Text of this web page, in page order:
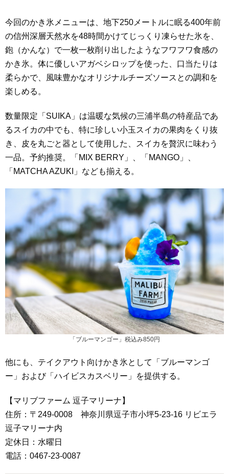
今回のかき氷メニューは、地下250メートルに眠る400年前
の信州深層天然水を48時間かけてじっくり凍らせた氷を、
鉋（かんな）で一枚一枚削り出したようなフワフワ食感の
かき氷。体に優しいアガベシロップを使った、口当たりは
柔らかで、風味豊かなオリジナルチーズソースとの調和を
楽しめる。
数量限定「SUIKA」は温暖な気候の三浦半島の特産品であ
るスイカの中でも、特に珍しい小玉スイカの果肉をくり抜
き、皮を丸ごと器として使用した、スイカを贅沢に味わう
一品。予約推奨。「MIX BERRY」、「MANGO」、
「MATCHA AZUKI」なども揃える。
「ブルーマンゴー」税込み850円
他にも、テイクアウト向けかき氷として「ブルーマンゴ
ー」および「ハイビスカスベリー」を提供する。
【マリブファーム 逗子マリーナ】
住所：〒249-0008 神奈川県逗子市小坪5-23-16 リビエラ
逗子マリーナ内
定休日：水曜日
電話：0467-23-0087